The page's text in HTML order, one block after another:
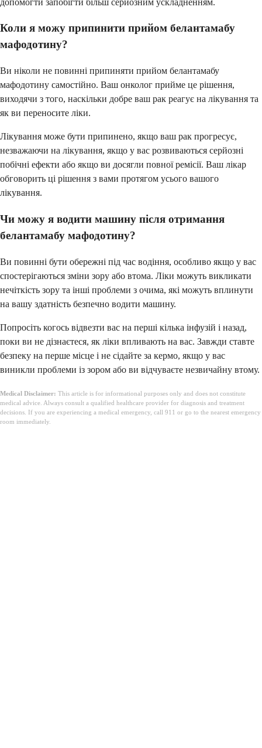
Коли я можу припинити прийом белантамабу
мафодотину?
Ви ніколи не повинні припиняти прийом белантамабу
мафодотину самостійно. Ваш онколог прийме це рішення,
виходячи з того, наскільки добре ваш рак реагує на лікування та
як ви переносите ліки.
Лікування може бути припинено, якщо ваш рак прогресує,
незважаючи на лікування, якщо у вас розвиваються серйозні
побічні ефекти або якщо ви досягли повної ремісії. Ваш лікар
обговорить ці рішення з вами протягом усього вашого
лікування.
Чи можу я водити машину після отримання
белантамабу мафодотину?
Ви повинні бути обережні під час водіння, особливо якщо у вас
спостерігаються зміни зору або втома. Ліки можуть викликати
нечіткість зору та інші проблеми з очима, які можуть вплинути
на вашу здатність безпечно водити машину.
Попросіть когось відвезти вас на перші кілька інфузій і назад,
поки ви не дізнаєтеся, як ліки впливають на вас. Завжди ставте
безпеку на перше місце і не сідайте за кермо, якщо у вас
виникли проблеми із зором або ви відчуваєте незвичайну втому.
Medical Disclaimer: This article is for informational purposes only and does not constitute
medical advice. Always consult a qualified healthcare provider for diagnosis and treatment
decisions. If you are experiencing a medical emergency, call 911 or go to the nearest emergency
room immediately.